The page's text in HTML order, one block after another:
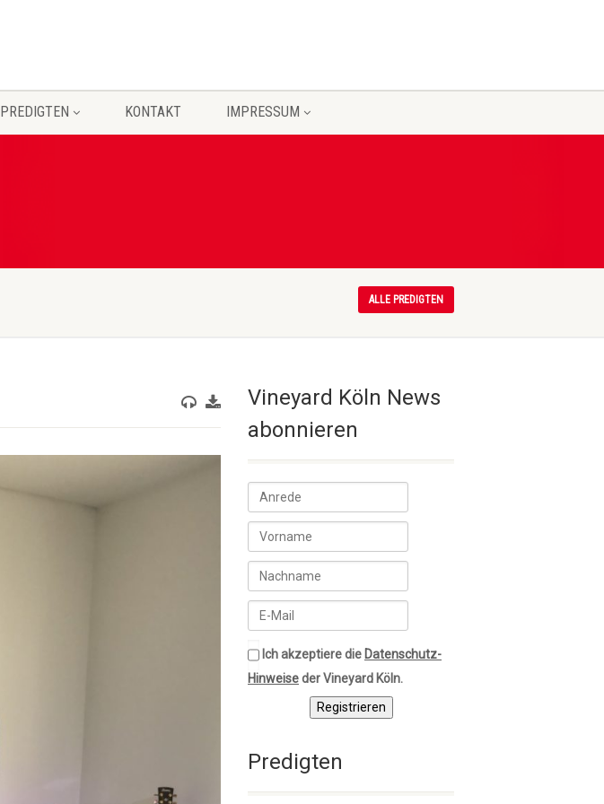
PREDIGTEN KONTAKT IMPRESSUM
ALLE PREDIGTEN
Vineyard Köln News
abonnieren
Ich akzeptiere die Datenschutz-
Hinweiseder Vineyard Köln.
Registrieren
Predigten